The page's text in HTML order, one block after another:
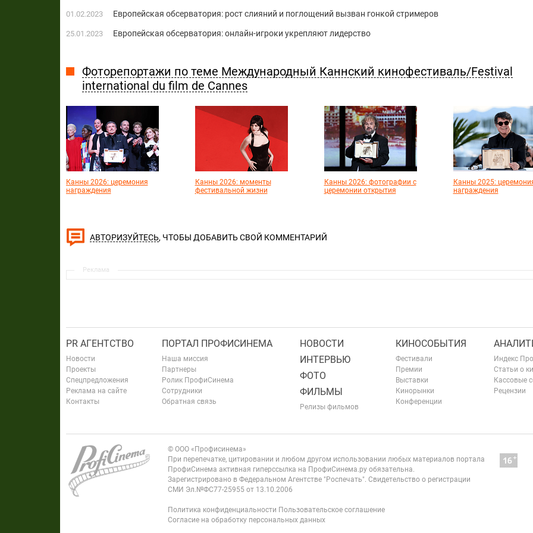
01.02.2023 Европейская обсерватория: рост слияний и поглощений вызван гонкой стримеров
25.01.2023 Европейская обсерватория: онлайн-игроки укрепляют лидерство
Фоторепортажи по теме Международный Каннский кинофестиваль/Festival
international du film de Cannes
Канны 2026: церемония
награждения
Канны 2026: моменты
фестивальной жизни
Канны 2026: фотографии с
церемонии открытия
Канны 2025:
награждения
АВТОРИЗУЙТЕСЬ, ЧТОБЫ ДОБАВИТЬ СВОЙ КОММЕНТАРИЙ
Реклама
PR АГЕНТСТВО
Новости
Проекты
Спецпредложения
Реклама на сайте
Контакты
ПОРТАЛ ПРОФИСИНЕМА
Наша миссия
Партнеры
Ролик ПрофиСинема
Сотрудники
Обратная связь
НОВОСТИ
ИНТЕРВЬЮ
ФОТО
ФИЛЬМЫ
Релизы фильмов
КИНОСОБЫТИЯ
Фестивали
Премии
Выставки
Кинорынки
Конференции
Индекс
Статьи о
Кассовые
Рецензии
© ООО «Профисинема»
При перепечатке, цитировании и любом другом использовании любых материалов портала
ПрофиСинема активная гиперссылка на ПрофиСинема.ру обязательна.
Зарегистрировано в Федеральном Агентстве "Роспечать". Свидетельство о регистрации
СМИ Эл.№ФС77-25955 от 13.10.2006
Политика конфиденциальности Пользовательское соглашение
Согласие на обработку персональных данных